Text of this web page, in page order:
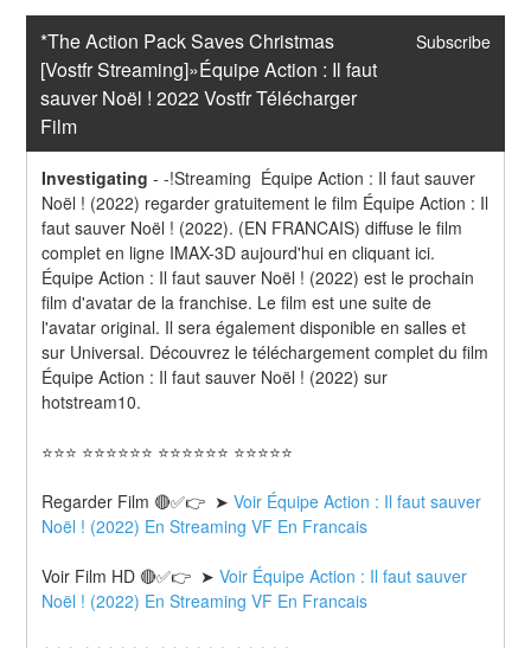
*The Action Pack Saves Christmas
[Vostfr Streaming]»Équipe Action : Il faut
sauver Noël ! 2022 Vostfr Télécharger
Film
Subscribe
Investigating --!Streaming  Équipe Action : Il faut sauver
Noël ! (2022) regarder gratuitement le film Équipe Action : Il
faut sauver Noël ! (2022). (EN FRANCAIS) diffuse le film
complet en ligne IMAX-3D aujourd'hui en cliquant ici.
Équipe Action : Il faut sauver Noël ! (2022) est le prochain
film d'avatar de la franchise. Le film est une suite de
l'avatar original. Il sera également disponible en salles et
sur Universal. Découvrez le téléchargement complet du film
Équipe Action : Il faut sauver Noël ! (2022) sur
hotstream10.
⭐⭐⭐ ⭐⭐⭐⭐⭐⭐ ⭐⭐⭐⭐⭐⭐ ⭐⭐⭐⭐⭐
Regarder Film 🔴✅👉  ➤ Voir Équipe Action : Il faut sauver
Noël ! (2022) En Streaming VF En Francais
Voir Film HD 🔴✅👉  ➤ Voir Équipe Action : Il faut sauver
Noël ! (2022) En Streaming VF En Francais